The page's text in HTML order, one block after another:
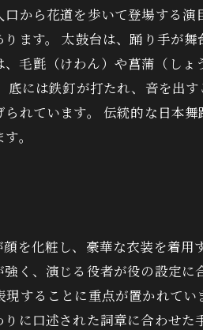
から花道を歩いて登場する
ます。 太鼓台は、踊り手が
毛氈（けわん）や菖蒲（し
には鉄釘が打たれ、音を出
れています。 伝統的な日本
。
を化粧し、豪華な衣装を着
く、演じる役者が役の設定
することに重点が置かれて
に口述された詞章に合わせ